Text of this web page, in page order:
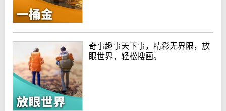
奇事趣事天下事，精彩无界限，放
眼世界，轻松搜画。